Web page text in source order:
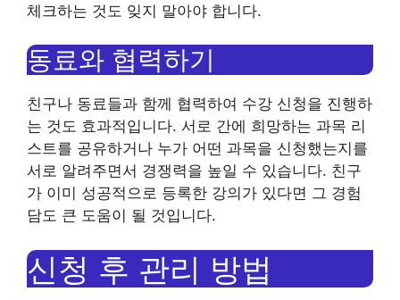
체크하는 것도 잊지 말아야 합니다.
동료와 협력하기
친구나 동료들과 함께 협력하여 수강 신청을 진행하
는 것도 효과적입니다. 서로 간에 희망하는 과목 리
스트를 공유하거나 누가 어떤 과목을 신청했는지를
서로 알려주면서 경쟁력을 높일 수 있습니다. 친구
가 이미 성공적으로 등록한 강의가 있다면 그 경험
담도 큰 도움이 될 것입니다.
신청 후 관리 방법